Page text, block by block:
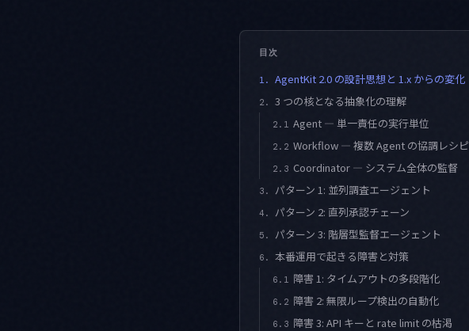
目次
1. AgentKit 2.0 の設計思想と 1.x からの変化
2. 3 つの核となる抽象化の理解
2.1 Agent — 単一責任の実行単位
2.2 Workflow — 複数 Agent の協調レシピ
2.3 Coordinator — システム全体の監督
3. パターン 1: 並列調査エージェント
4. パターン 2: 直列承認チェーン
5. パターン 3: 階層型監督エージェント
6. 本番運用で起きる障害と対策
6.1 障害 1: タイムアウトの多段階化
6.2 障害 2: 無限ループ検出の自動化
6.3 障害 3: API キーと rate limit の枯渇